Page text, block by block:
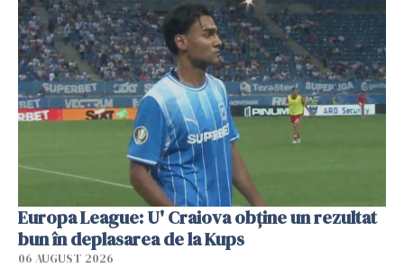
Europa League: U' Craiova obține un rezultat
bun în deplasarea de la Kups
06 AUGUST 2026